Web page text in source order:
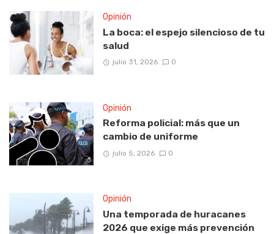
Opinión
La boca: el espejo silencioso de tu
salud
julio 31, 2026 0
Opinión
Reforma policial: más que un
cambio de uniforme
julio 5, 2026 0
Opinión
Una temporada de huracanes
2026 que exige más prevención